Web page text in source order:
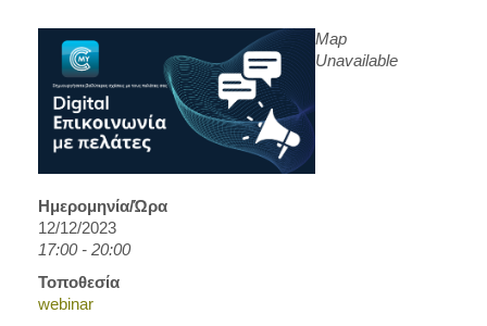
Map
Unavailable
Ημερομηνία/Ώρα
12/12/2023
17:00 - 20:00
Τοποθεσία
webinar